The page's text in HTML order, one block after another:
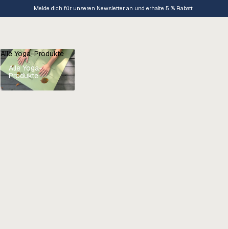
Melde dich für unseren Newsletter an und erhalte 5 % Rabatt.
Alle Yoga-Produkte
Alle Yoga-
Produkte